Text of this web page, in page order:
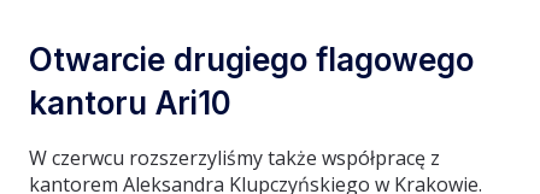
Otwarcie drugiego flagowego
kantoru Ari10
W czerwcu rozszerzyliśmy także współpracę z
kantorem Aleksandra Klupczyńskiego w Krakowie.